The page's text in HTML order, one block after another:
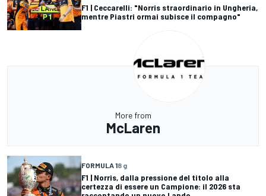
F1 | Ceccarelli: "Norris straordinario in Ungheria,
mentre Piastri ormai subisce il compagno"
More from
McLaren
FORMULA 18 g
F1 | Norris, dalla pressione del titolo alla
certezza di essere un Campione: il 2026 sta